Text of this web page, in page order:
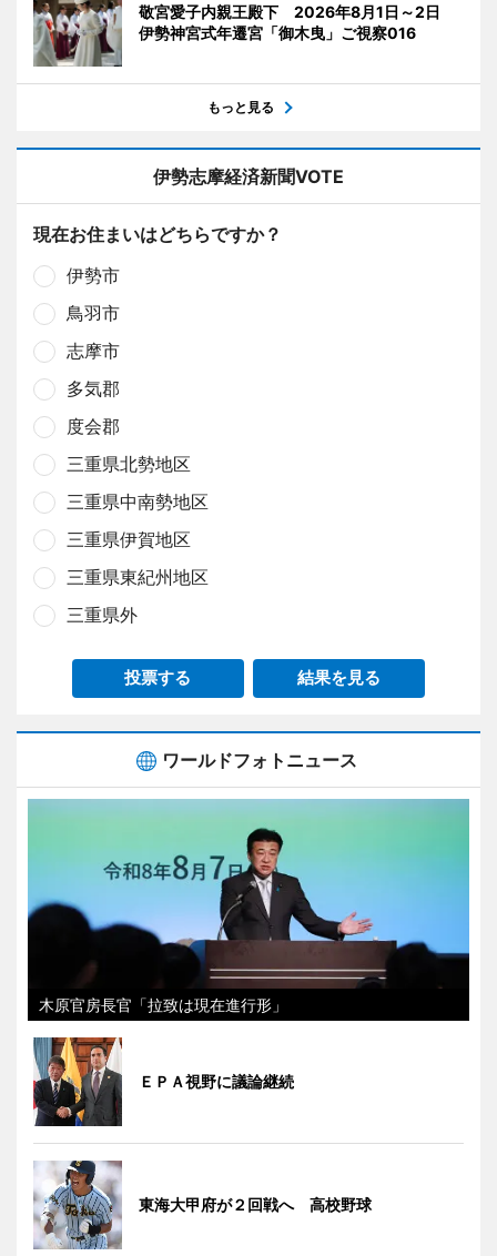
敬宮愛子内親王殿下 2026年8月1日～2日
伊勢神宮式年遷宮「御木曳」ご視察016
もっと見る
伊勢志摩経済新聞VOTE
現在お住まいはどちらですか？
伊勢市
鳥羽市
志摩市
多気郡
度会郡
三重県北勢地区
三重県中南勢地区
三重県伊賀地区
三重県東紀州地区
三重県外
投票する 結果を見る
ワールドフォトニュース
木原官房長官「拉致は現在進行形」
ＥＰＡ視野に議論継続
東海大甲府が２回戦へ 高校野球